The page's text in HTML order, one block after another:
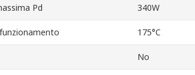
Pd 340W
175°C
No